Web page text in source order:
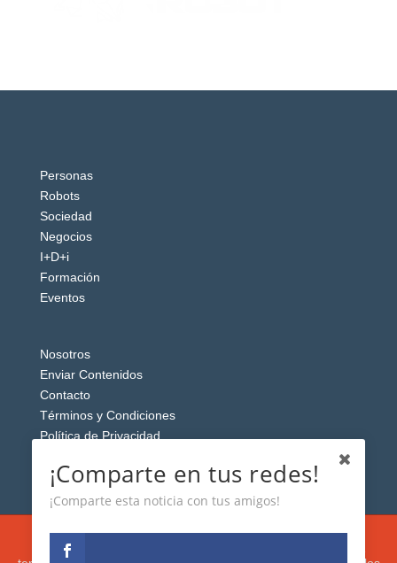
Personas
Robots
Sociedad
Negocios
I+D+i
Formación
Eventos
Nosotros
Enviar Contenidos
Contacto
Términos y Condiciones
Política de Privacidad
Esta web usa cookies analíticas y publicitarias (propias y de
¡Comparte en tus redes!
¡Comparte esta noticia con tus amigos!